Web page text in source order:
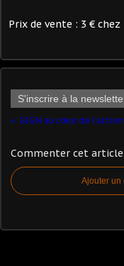
Prix de vente : 3 €
S'inscrire à la
GIGN au cœur de
Commenter cet article
Ajouter un